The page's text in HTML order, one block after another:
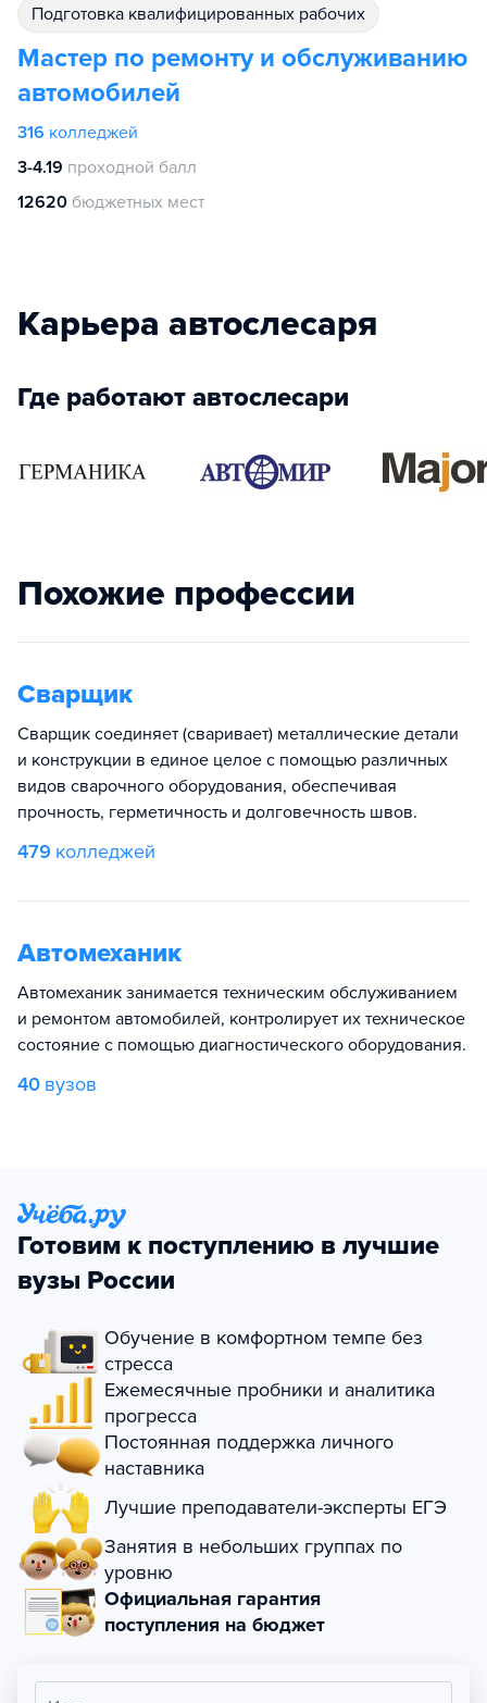
подготовка квалифицированных рабочих
Мастер по ремонту и обслуживанию
автомобилей
316 колледжей
3-4.19 проходной балл
12620 бюджетных мест
Карьера автослесаря
Где работают автослесари
Похожие профессии
Сварщик
Сварщик соединяет (сваривает) металлические детали
и конструкции в единое целое с помощью различных
видов сварочного оборудования, обеспечивая
прочность, герметичность и долговечность швов.
479 колледжей
Автомеханик
Автомеханик занимается техническим обслуживанием
и ремонтом автомобилей, контролирует их техническое
состояние с помощью диагностического оборудования.
40 вузов
Готовим к поступлению в лучшие
вузы России
Обучение в комфортном темпе без
стресса
Ежемесячные пробники и аналитика
прогресса
Постоянная поддержка личного
наставника
Лучшие преподаватели-эксперты ЕГЭ
Занятия в небольших группах по
уровню
Официальная гарантия
поступления на бюджет